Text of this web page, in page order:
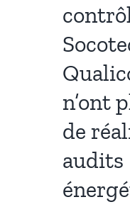
n’ont
de
audits